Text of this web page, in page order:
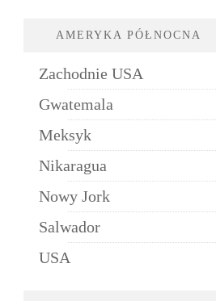
AMERYKA PÓŁNOCNA
Zachodnie USA
Gwatemala
Meksyk
Nikaragua
Nowy Jork
Salwador
USA